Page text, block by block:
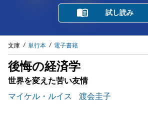
試し読み
文庫 単行本 電子書籍
後悔の経済学
世界を変えた苦い友情
マイケル・ルイス
渡会圭子